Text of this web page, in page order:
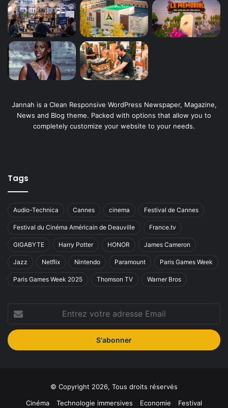
Jannah is a Clean Responsive WordPress Newspaper, Magazine,
News and Blog theme. Packed with options that allow you to
completely customize your website to your needs.
Tags
Audio-Technica Cannes cinema Festival de Cannes
Festival du Cinéma Américain de Deauville France.tv
GIGABYTE Harry Potter HONOR James Cameron
Jazz Netflix Nintendo Paramount Paris Games Week
Paris Games Week 2025 Thomson TV Warner Bros
votre
adresse
Email
© Copyright 2026, Tous droits réservés
Cinéma
Technologie immersives Economie Festival